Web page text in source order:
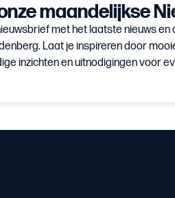
maandelijkse
met het laatste nieuws en
Laat je inspireren door
inzichten en uitnodigingen voor